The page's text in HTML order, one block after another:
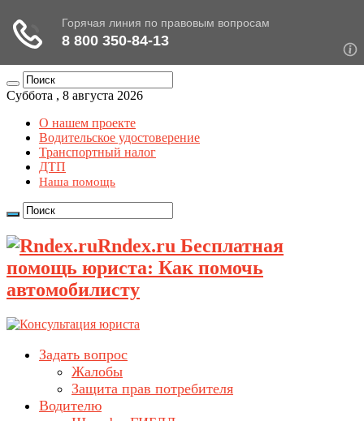
Суббота , 8 августа 2026
О нашем проекте
Водительское удостоверение
Транспортный налог
ДТП
Наша помощь
Rndex.ru Бесплатная
помощь юриста: Как помочь
автомобилисту
Задать вопрос
Жалобы
Защита прав потребителя
Водителю